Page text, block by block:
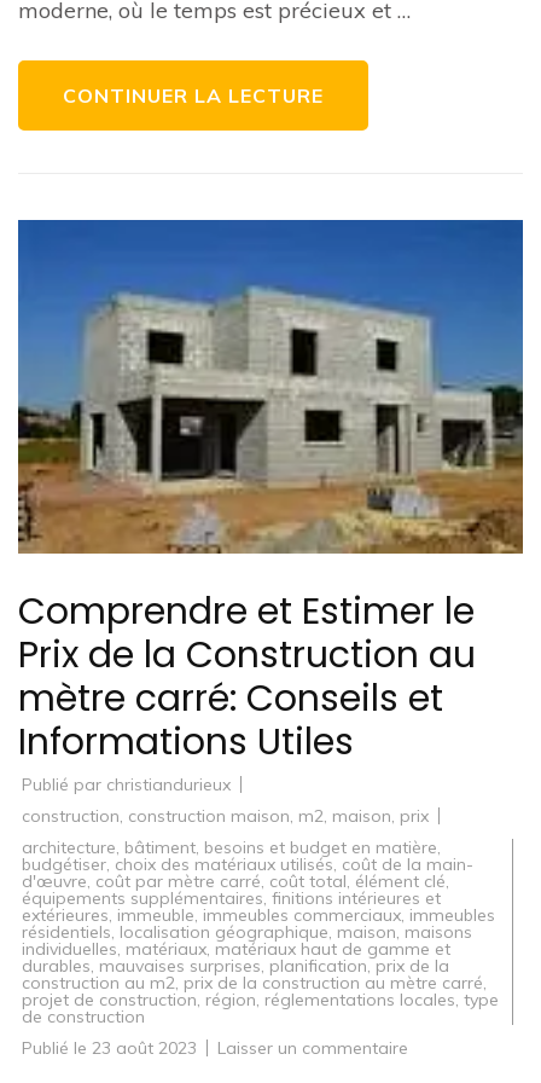
moderne, où le temps est précieux et …
CONTINUER LA LECTURE
Comprendre et Estimer le
Prix de la Construction au
mètre carré: Conseils et
Informations Utiles
Publié par christiandurieux
construction, construction maison, m2, maison, prix
architecture, bâtiment, besoins et budget en matière,
budgétiser, choix des matériaux utilisés, coût de la main-
d'œuvre, coût par mètre carré, coût total, élément clé,
équipements supplémentaires, finitions intérieures et
extérieures, immeuble, immeubles commerciaux, immeubles
résidentiels, localisation géographique, maison, maisons
individuelles, matériaux, matériaux haut de gamme et
durables, mauvaises surprises, planification,prix de la
construction au m2, prix de la construction au mètre carré,
projet de construction, région, réglementations locales, type
de construction
Publié le 23 août 2023 Laisser un commentaire